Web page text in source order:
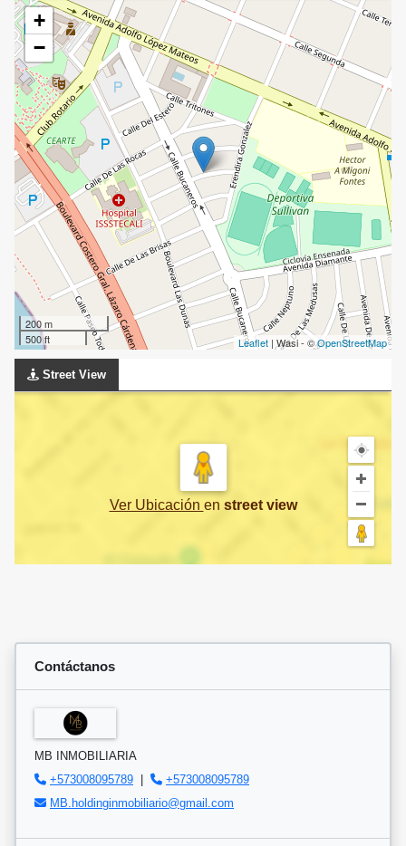
+
−
200 m
500 ft
Leaflet | Wasi - ©OpenStreetMap
Street View
Ver Ubicación en street view
Contáctanos
MB INMOBILIARIA
+573008095789 |
+573008095789
MB.holdinginmobiliario@gmail.com